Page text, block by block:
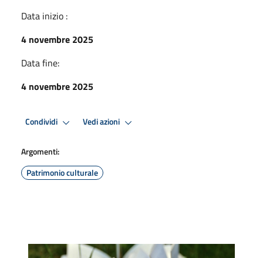
Data inizio :
4 novembre 2025
Data fine:
4 novembre 2025
Condividi Vedi azioni
Argomenti:
Patrimonio culturale